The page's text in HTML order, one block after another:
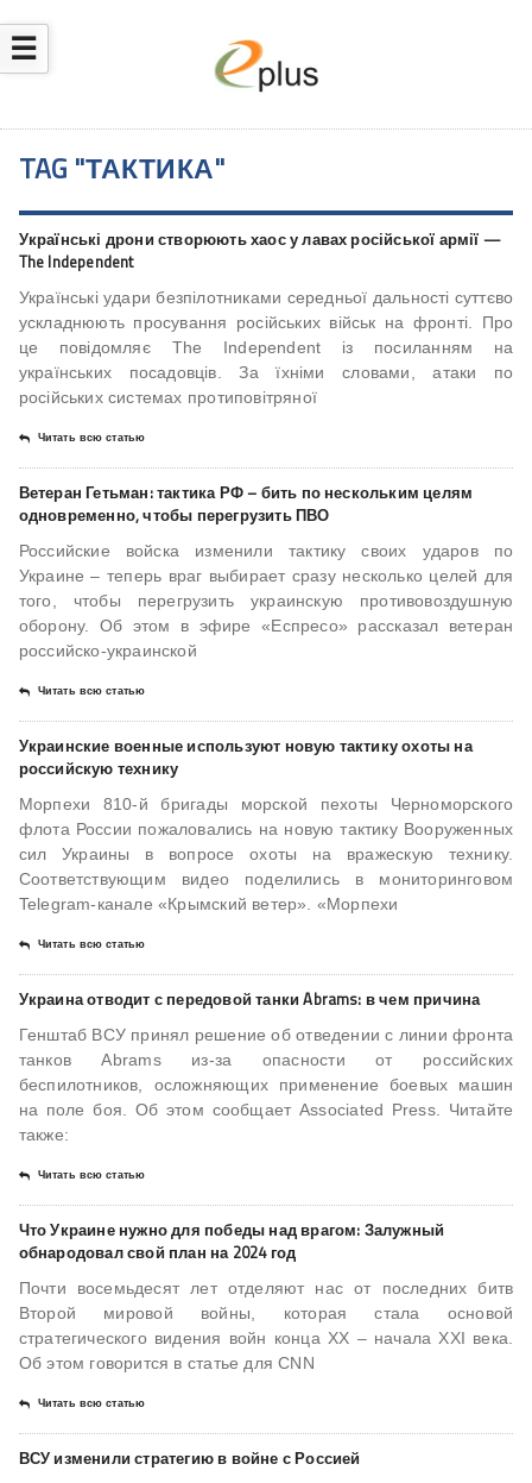
☰
TAG "ТАКТИКА"
Українські дрони створюють хаос у лавах російської армії —
The Independent
Українські удари безпілотниками середньої дальності суттєво
ускладнюють просування російських військ на фронті. Про
це повідомляє The Independent із посиланням на
українських посадовців. За їхніми словами, атаки по
російських системах протиповітряної
Читать всю статью
Ветеран Гетьман: тактика РФ – бить по нескольким целям
одновременно, чтобы перегрузить ПВО
Российские войска изменили тактику своих ударов по
Украине – теперь враг выбирает сразу несколько целей для
того, чтобы перегрузить украинскую противовоздушную
оборону. Об этом в эфире «Еспресо» рассказал ветеран
российско-украинской
Читать всю статью
Украинские военные используют новую тактику охоты на
российскую технику
Морпехи 810-й бригады морской пехоты Черноморского
флота России пожаловались на новую тактику Вооруженных
сил Украины в вопросе охоты на вражескую технику.
Соответствующим видео поделились в мониторинговом
Telegram-канале «Крымский ветер». «Морпехи
Читать всю статью
Украина отводит с передовой танки Abrams: в чем причина
Генштаб ВСУ принял решение об отведении с линии фронта
танков Abrams из-за опасности от российских
беспилотников, осложняющих применение боевых машин
на поле боя. Об этом сообщает Associated Press. Читайте
также:
Читать всю статью
Что Украине нужно для победы над врагом: Залужный
обнародовал свой план на 2024 год
Почти восемьдесят лет отделяют нас от последних битв
Второй мировой войны, которая стала основой
стратегического видения войн конца ХХ – начала ХХІ века.
Об этом говорится в статье для CNN
Читать всю статью
ВСУ изменили стратегию в войне с Россией